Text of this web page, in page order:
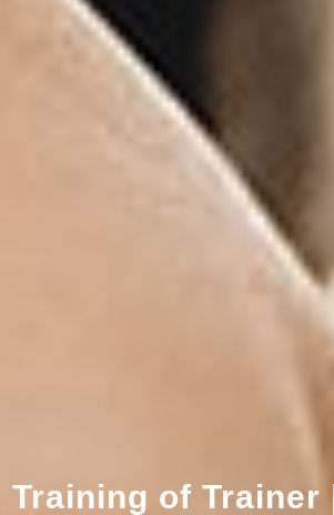
Training of Trainer